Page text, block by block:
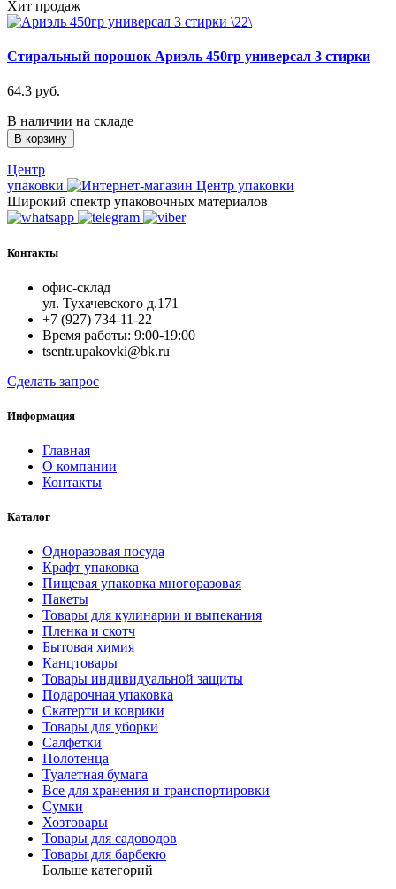
Хит продаж
Стиральный порошок Ариэль 450гр универсал 3 стирки
64.3 руб.
В наличии на складе
В корзину
Центр
упаковки
Широкий спектр упаковочных материалов
Контакты
офис-склад
ул. Тухачевского д.171
+7 (927) 734-11-22
Время работы: 9:00-19:00
tsentr.upakovki@bk.ru
Сделать запрос
Информация
Главная
О компании
Контакты
Каталог
Одноразовая посуда
Крафт упаковка
Пищевая упаковка многоразовая
Пакеты
Товары для кулинарии и выпекания
Пленка и скотч
Бытовая химия
Канцтовары
Товары индивидуальной защиты
Подарочная упаковка
Скатерти и коврики
Товары для уборки
Салфетки
Полотенца
Туалетная бумага
Все для хранения и транспортировки
Сумки
Хозтовары
Товары для садоводов
Товары для барбекю
Больше категорий